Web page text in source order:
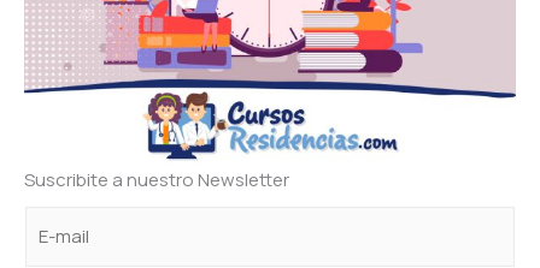
Suscribite a nuestro Newsletter